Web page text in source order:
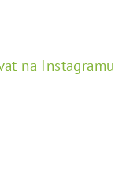
na Instagramu